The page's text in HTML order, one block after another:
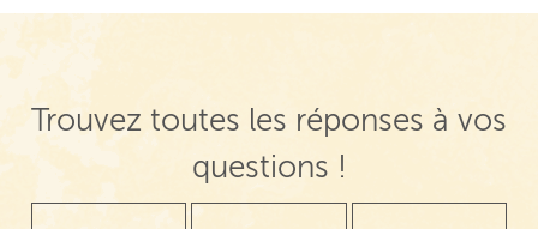
Navigation de post
Trouvez toutes les réponses à vos
questions !